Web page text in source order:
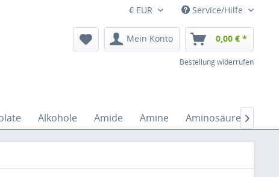
€ EUR Service/Hilfe
Mein Konto 0,00 € *
Bestellung widerrufen
Alkohole Amide Amine Aminosäuren